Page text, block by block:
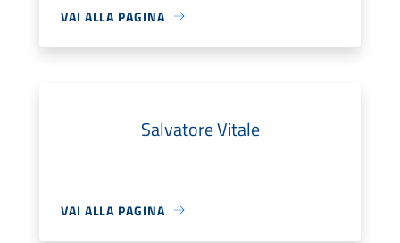
VAI ALLA PAGINA
Salvatore Vitale
VAI ALLA PAGINA